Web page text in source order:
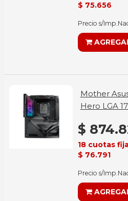
$ 75.656
Precio s/
Mother
Hero LGA
$
18 cuotas
$ 76.791
Precio s/